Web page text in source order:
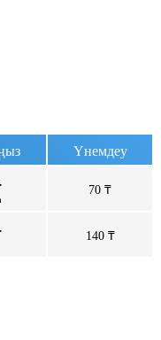
Үнемдеу
70 ₸
140 ₸